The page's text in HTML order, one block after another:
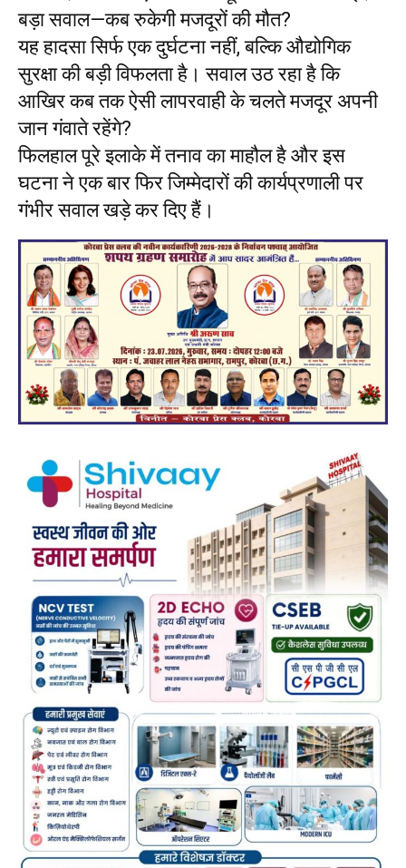
बड़ा सवाल—कब रुकेगी मजदूरों की मौत?
यह हादसा सिर्फ एक दुर्घटना नहीं, बल्कि औद्योगिक
सुरक्षा की बड़ी विफलता है। सवाल उठ रहा है कि
आखिर कब तक ऐसी लापरवाही के चलते मजदूर अपनी
जान गंवाते रहेंगे?
फिलहाल पूरे इलाके में तनाव का माहौल है और इस
घटना ने एक बार फिर जिम्मेदारों की कार्यप्रणाली पर
गंभीर सवाल खड़े कर दिए हैं।